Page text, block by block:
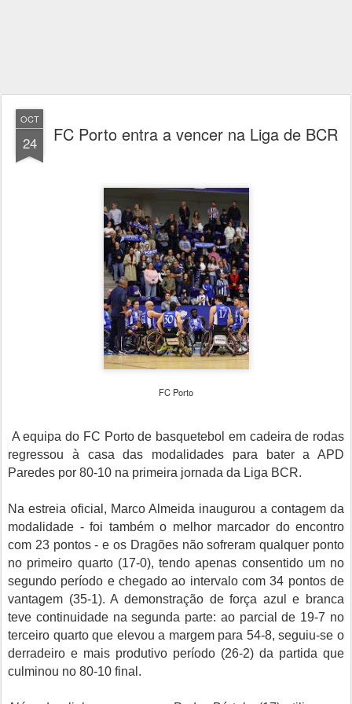
OCT
24 FC Porto entra a vencer na Liga de BCR
FC Porto
A equipa do FC Porto de basquetebol em cadeira de rodas
regressou à casa das modalidades para bater a APD
Paredes por 80-10 na primeira jornada da Liga BCR.
Na estreia oficial, Marco Almeida inaugurou a contagem da
modalidade - foi também o melhor marcador do encontro
com 23 pontos - e os Dragões não sofreram qualquer ponto
no primeiro quarto (17-0), tendo apenas consentido um no
segundo período e chegado ao intervalo com 34 pontos de
vantagem (35-1). A demonstração de força azul e branca
teve continuidade na segunda parte: ao parcial de 19-7 no
terceiro quarto que elevou a margem para 54-8, seguiu-se o
derradeiro e mais produtivo período (26-2) da partida que
culminou no 80-10 final.